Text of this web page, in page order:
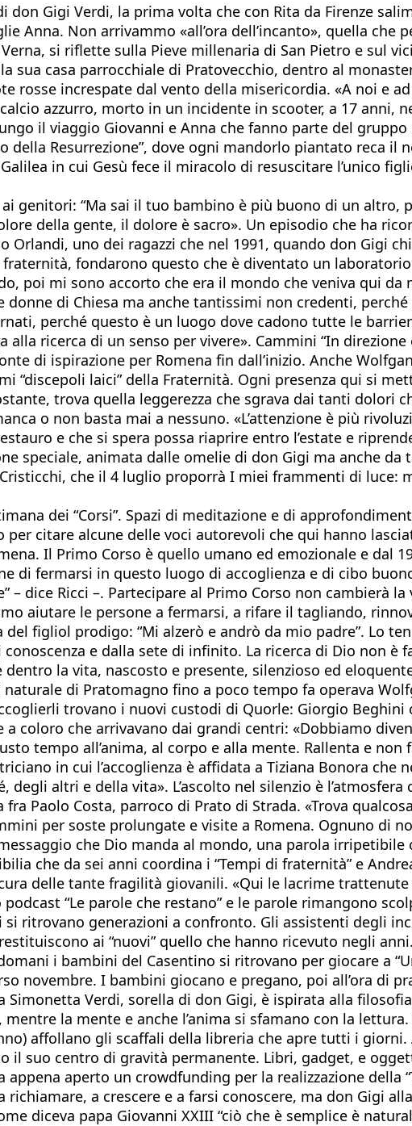
Gigi Verdi, la prima volta che con Rita da Firenze
Anna. Non arrivammo «all’ora dell’incanto», quella
si riflette sulla Pieve millenaria di San Pietro e sul
sua casa parrocchiale di Pratovecchio, dentro al
rosse increspate dal vento della misericordia. «A noi e
azzurro, morto in un incidente in scooter, a 17 anni,
il viaggio Giovanni e Anna che fanno parte del
della Resurrezione”, dove ogni mandorlo piantato reca
in cui Gesù fece il miracolo di resuscitare l’unico
genitori: “Ma sai il tuo bambino è più buono di un altro,
della gente, il dolore è sacro». Un episodio che ha
uno dei ragazzi che nel 1991, quando don Gigi
fraternità, fondarono questo che è diventato un
poi mi sono accorto che era il mondo che veniva qui da
di Chiesa ma anche tantissimi non credenti,
perché questo è un luogo dove cadono tutte le
ricerca di un senso per vivere». Cammini “In
di ispirazione per Romena fin dall’inizio. Anche
“discepoli laici” della Fraternità. Ogni presenza qui si
trova quella leggerezza che sgrava dai tanti dolori
o non basta mai a nessuno. «L’attenzione è più
e che si spera possa riaprire entro l’estate e
speciale, animata dalle omelie di don Gigi ma anche
che il 4 luglio proporrà I miei frammenti di
dei “Corsi”. Spazi di meditazione e di
per citare alcune delle voci autorevoli che qui hanno
Il Primo Corso è quello umano ed emozionale e dal
di fermarsi in questo luogo di accoglienza e di cibo
– dice Ricci –. Partecipare al Primo Corso non cambierà
aiutare le persone a fermarsi, a rifare il tagliando,
del figliol prodigo: “Mi alzerò e andrò da mio padre”. Lo
conoscenza e dalla sete di infinito. La ricerca di Dio non
la vita, nascosto e presente, silenzioso ed
naturale di Pratomagno fino a poco tempo fa operava
trovano i nuovi custodi di Quorle: Giorgio Beghini
coloro che arrivavano dai grandi centri: «Dobbiamo
tempo all’anima, al corpo e alla mente. Rallenta e non
in cui l’accoglienza è affidata a Tiziana Bonora
altri e della vita». L’ascolto nel silenzio è
fra Paolo Costa, parroco di Prato di Strada. «Trova
per soste prolungate e visite a Romena. Ognuno di
che Dio manda al mondo, una parola
che da sei anni coordina i “Tempi di fraternità” e
delle tante fragilità giovanili. «Qui le lacrime
“Le parole che restano” e le parole rimangono
ritrovano generazioni a confronto. Gli assistenti degli
ai “nuovi” quello che hanno ricevuto negli
i bambini del Casentino si ritrovano per giocare a
novembre. I bambini giocano e pregano, poi all’ora di
Simonetta Verdi, sorella di don Gigi, è ispirata alla
la mente e anche l’anima si sfamano con la
affollano gli scaffali della libreria che apre tutti i
il suo centro di gravità permanente. Libri, gadget, e
aperto un crowdfunding per la realizzazione della
a crescere e a farsi conoscere, ma don Gigi
diceva papa Giovanni XXIII “ciò che è semplice è